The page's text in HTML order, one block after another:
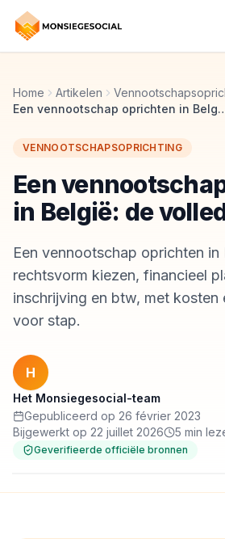
Home Artikelen
Een vennootschap
VENNOOTSCHAPSOPRICHTING
Een
in België: de
Een vennootschap oprichten in
rechtsvorm kiezen, financieel
inschrijving en btw, met kosten
voor stap.
H
Het Monsiegesocial-team
Gepubliceerd op 26 février 2023
Bijgewerkt op 22 juillet 2026
5 min
Geverifieerde officiële bronnen